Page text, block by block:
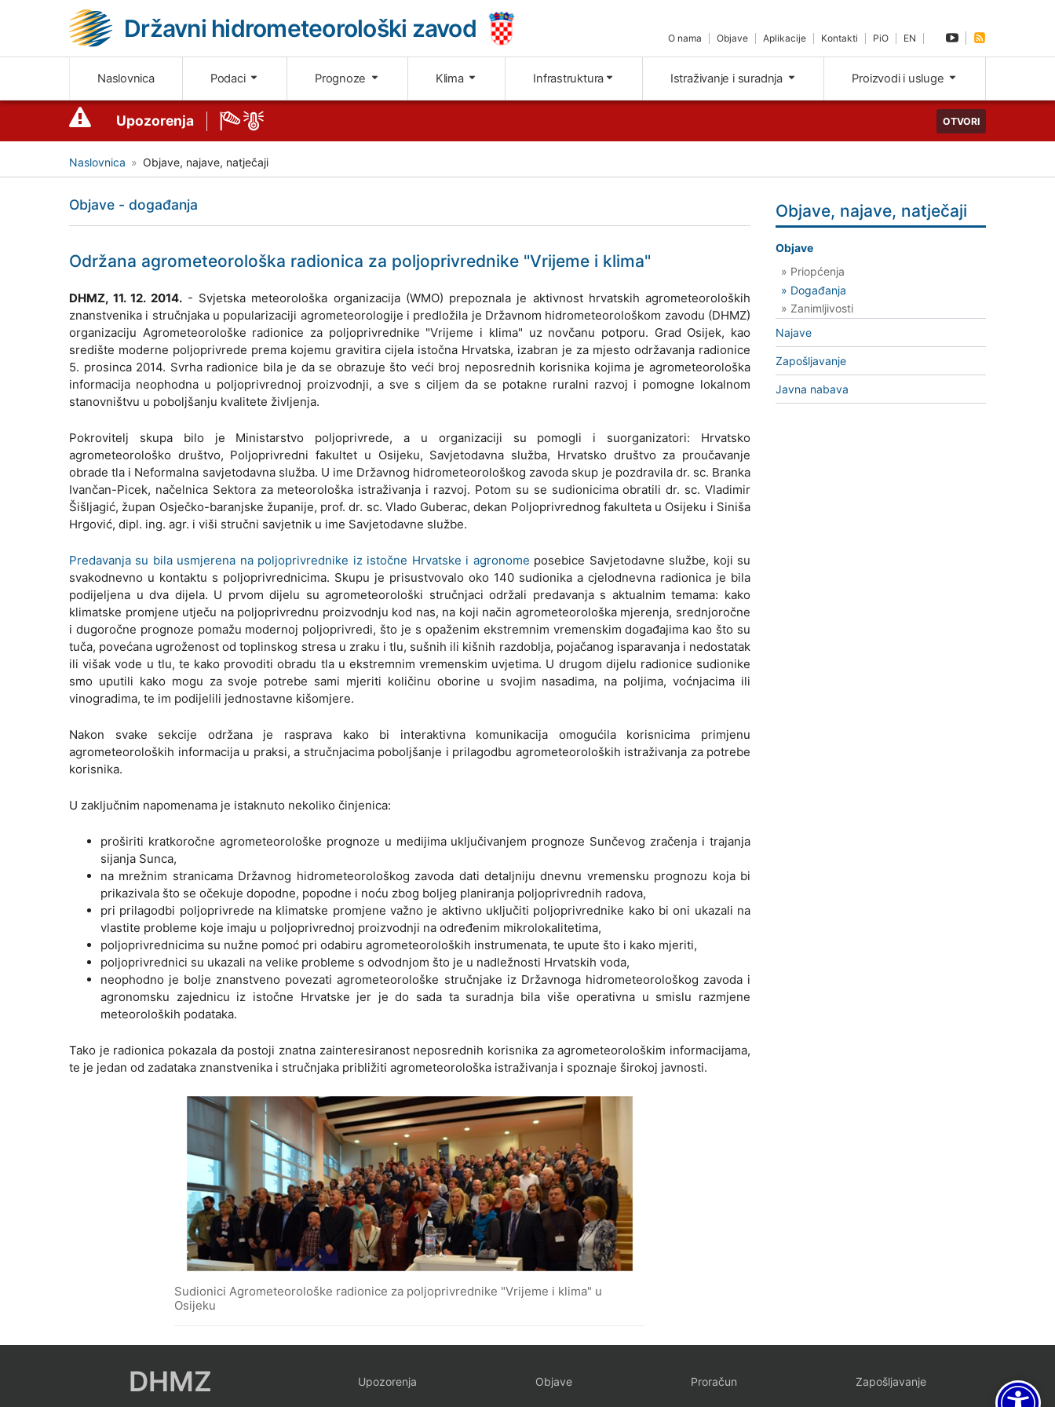
Državni hidrometeorološki zavod O nama Objave Aplikacije Kontakti PiO EN
Naslovnica Podaci Prognoze Klima Infrastruktura Istraživanje i suradnja Proizvodi i usluge
Upozorenja OTVORI
Naslovnica Objave, najave, natječaji
Objave - događanja
Održana agrometeorološka radionica za poljoprivrednike "Vrijeme i klima"
DHMZ, 11. 12. 2014.- Svjetska meteorološka organizacija (WMO) prepoznala je aktivnost hrvatskih agrometeoroloških
znanstvenika i stručnjaka u popularizaciji agrometeorologije i predložila je Državnom hidrometeorološkom zavodu (DHMZ)
organizaciju Agrometeorološke radionice za poljoprivrednike "Vrijeme i klima" uz novčanu potporu. Grad Osijek, kao
središte moderne poljoprivrede prema kojemu gravitira cijela istočna Hrvatska, izabran je za mjesto održavanja radionice
5. prosinca 2014. Svrha radionice bila je da se obrazuje što veći broj neposrednih korisnika kojima je agrometeorološka
informacija neophodna u poljoprivrednoj proizvodnji, a sve s ciljem da se potakne ruralni razvoj i pomogne lokalnom
stanovništvu u poboljšanju kvalitete življenja.
Pokrovitelj skupa bilo je Ministarstvo poljoprivrede, a u organizaciji su pomogli i suorganizatori: Hrvatsko
agrometeorološko društvo, Poljoprivredni fakultet u Osijeku, Savjetodavna služba, Hrvatsko društvo za proučavanje
obrade tla i Neformalna savjetodavna služba. U ime Državnog hidrometeorološkog zavoda skup je pozdravila dr. sc. Branka
Ivančan-Picek, načelnica Sektora za meteorološka istraživanja i razvoj. Potom su se sudionicima obratili dr. sc. Vladimir
Šišljagić, župan Osječko-baranjske županije, prof. dr. sc. Vlado Guberac, dekan Poljoprivrednog fakulteta u Osijeku i Siniša
Hrgović, dipl. ing. agr. i viši stručni savjetnik u ime Savjetodavne službe.
Predavanja su bila usmjerena na poljoprivrednike iz istočne Hrvatske i agronome posebice Savjetodavne službe, koji su
svakodnevno u kontaktu s poljoprivrednicima. Skupu je prisustvovalo oko 140 sudionika a cjelodnevna radionica je bila
podijeljena u dva dijela. U prvom dijelu su agrometeorološki stručnjaci održali predavanja s aktualnim temama: kako
klimatske promjene utječu na poljoprivrednu proizvodnju kod nas, na koji način agrometeorološka mjerenja, srednjoročne
i dugoročne prognoze pomažu modernoj poljoprivredi, što je s opaženim ekstremnim vremenskim događajima kao što su
tuča, povećana ugroženost od toplinskog stresa u zraku i tlu, sušnih ili kišnih razdoblja, pojačanog isparavanja i nedostatak
ili višak vode u tlu, te kako provoditi obradu tla u ekstremnim vremenskim uvjetima. U drugom dijelu radionice sudionike
smo uputili kako mogu za svoje potrebe sami mjeriti količinu oborine u svojim nasadima, na poljima, voćnjacima ili
vinogradima, te im podijelili jednostavne kišomjere.
Nakon svake sekcije održana je rasprava kako bi interaktivna komunikacija omogućila korisnicima primjenu
agrometeoroloških informacija u praksi, a stručnjacima poboljšanje i prilagodbu agrometeoroloških istraživanja za potrebe
korisnika.
U zaključnim napomenama je istaknuto nekoliko činjenica:
proširiti kratkoročne agrometeorološke prognoze u medijima uključivanjem prognoze Sunčevog zračenja i trajanja
sijanja Sunca,
na mrežnim stranicama Državnog hidrometeorološkog zavoda dati detaljniju dnevnu vremensku prognozu koja bi
prikazivala što se očekuje dopodne, popodne i noću zbog boljeg planiranja poljoprivrednih radova,
pri prilagodbi poljoprivrede na klimatske promjene važno je aktivno uključiti poljoprivrednike kako bi oni ukazali na
vlastite probleme koje imaju u poljoprivrednoj proizvodnji na određenim mikrolokalitetima,
poljoprivrednicima su nužne pomoć pri odabiru agrometeoroloških instrumenata, te upute što i kako mjeriti,
poljoprivrednici su ukazali na velike probleme s odvodnjom što je u nadležnosti Hrvatskih voda,
neophodno je bolje znanstveno povezati agrometeorološke stručnjake iz Državnoga hidrometeorološkog zavoda i
agronomsku zajednicu iz istočne Hrvatske jer je do sada ta suradnja bila više operativna u smislu razmjene
meteoroloških podataka.
Tako je radionica pokazala da postoji znatna zainteresiranost neposrednih korisnika za agrometeorološkim informacijama,
te je jedan od zadataka znanstvenika i stručnjaka približiti agrometeorološka istraživanja i spoznaje širokoj javnosti.
Sudionici Agrometeorološke radionice za poljoprivrednike "Vrijeme i klima" u
Osijeku
Objave, najave, natječaji
Objave
» Priopćenja
» Događanja
» Zanimljivosti
Najave
Zapošljavanje
Javna nabava
DHMZ Upozorenja Objave Proračun Zapošljavanje